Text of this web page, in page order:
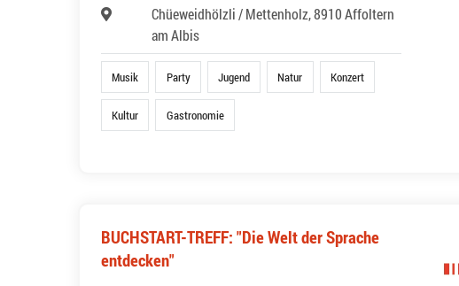
Chüeweidhölzli / Mettenholz, 8910 Affoltern
am Albis
Musik Party Jugend Natur Konzert
Kultur Gastronomie
BUCHSTART-TREFF: "Die Welt der Sprache
entdecken"